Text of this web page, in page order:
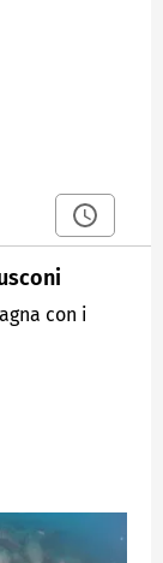
con i